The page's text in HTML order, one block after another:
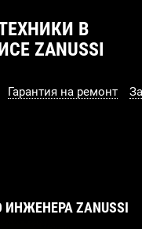
В
ZANUSSI
Гарантия на ремонт
ZANUSSI